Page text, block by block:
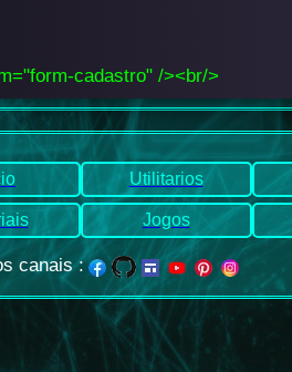
cadastro" /><br/>
Utilitarios
Jogos
canais: